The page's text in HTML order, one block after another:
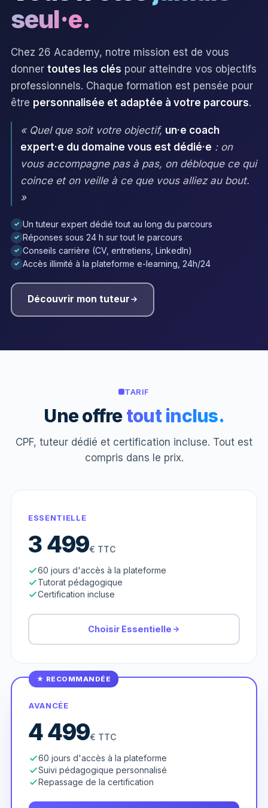
seul·e.
Chez 26 Academy, notre mission est de vous
donner toutes les clés pour atteindre vos objectifs
professionnels. Chaque formation est pensée pour
être personnalisée et adaptée à votre parcours.
« Quel que soit votre objectif, un·e coach
expert·e du domaine vous est dédié·e : on
vous accompagne pas à pas, on débloque ce qui
coince et on veille à ce que vous alliez au bout.
»
✓ Un tuteur expert dédié tout au long du parcours
✓ Réponses sous 24 h sur tout le parcours
✓ Conseils carrière (CV, entretiens, LinkedIn)
✓ Accès illimité à la plateforme e-learning, 24h/24
Découvrir mon tuteur
TARIF
Une offretout inclus.
CPF, tuteur dédié et certification incluse. Tout est
compris dans le prix.
ESSENTIELLE
3 499€ TTC
60 jours d'accès à la plateforme
Tutorat pédagogique
Certification incluse
Choisir Essentielle
★ RECOMMANDÉE
AVANCÉE
4 499€ TTC
60 jours d'accès à la plateforme
Suivi pédagogique personnalisé
Repassage de la certification